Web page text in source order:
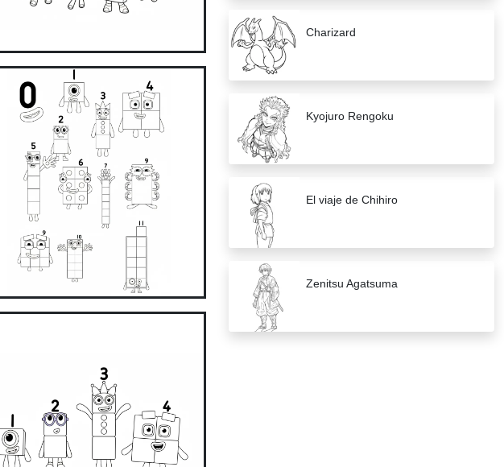
Charizard
Kyojuro Rengoku
El viaje de Chihiro
Zenitsu Agatsuma